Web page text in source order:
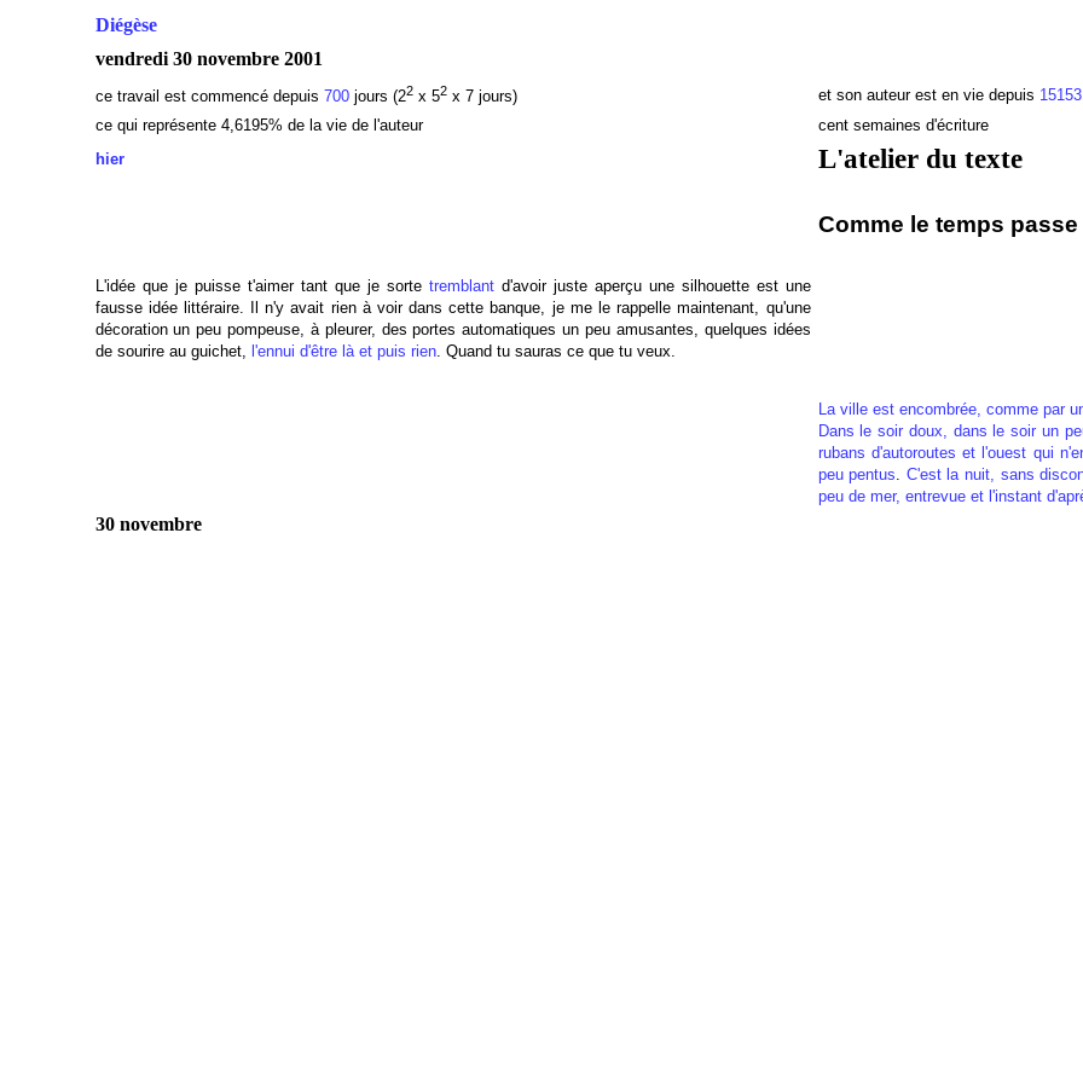
Diégèse
vendredi 30 novembre 2001
ce travail est commencé depuis 700jours (22x 52x 7 jours) et son auteur est en vie depuis 15153
ce qui représente 4,6195% de la vie de l'auteur
cent semaines d'écriture
hier
L'atelier du texte
Comme le temps passe
L'idée que je puisse t'aimer tant que je sorte tremblantd'avoir juste aperçu une silhouette est une
fausse idée littéraire. Il n'y avait rien à voir dans cette banque, je me le rappelle maintenant, qu'une
décoration un peu pompeuse, à pleurer, des portes automatiques un peu amusantes, quelques idées
de sourire au guichet, l'ennui d'être là et puis rien. Quand tu sauras ce que tu veux.
La ville est encombrée, comme par
Dans le soir doux, dans le soir un
rubans d'autoroutes et l'ouest qui
peu pentus. C'est la nuit, sans
peu de mer, entrevue et l'instant
30 novembre